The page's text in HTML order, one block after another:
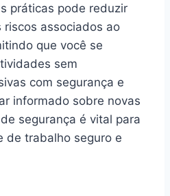
práticas pode reduzir
associados ao
que você se
sem
com segurança e
informado sobre novas
segurança é vital para
de trabalho seguro e